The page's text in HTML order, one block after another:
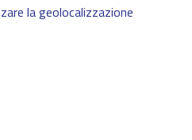
la geolocalizzazione